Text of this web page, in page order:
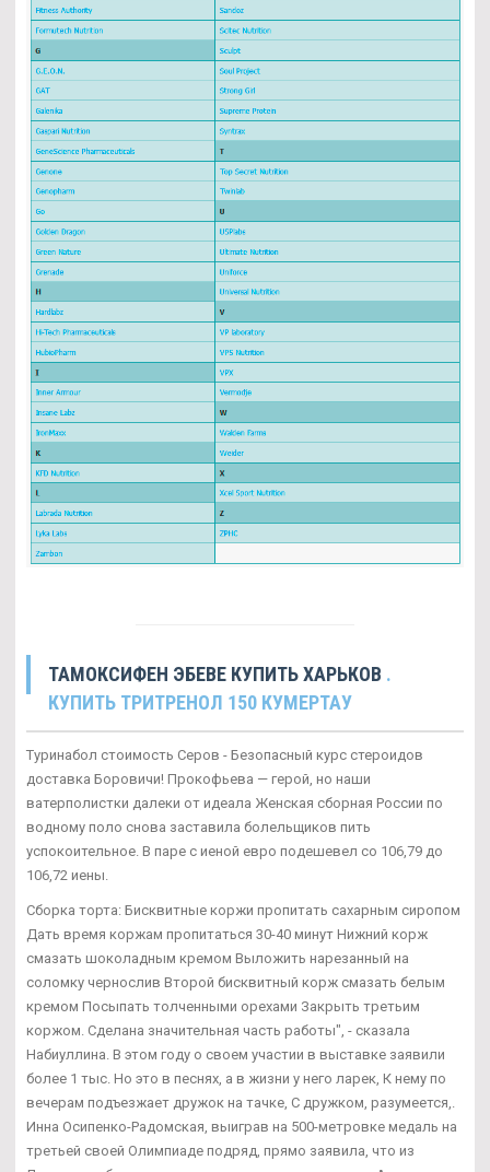
ТАМОКСИФЕН ЭБЕВЕ КУПИТЬ ХАРЬКОВ .
КУПИТЬ ТРИТРЕНОЛ 150 КУМЕРТАУ
Туринабол стоимость Серов - Безопасный курс стероидов
доставка Боровичи! Прокофьева — герой, но наши
ватерполистки далеки от идеала Женская сборная России по
водному поло снова заставила болельщиков пить
успокоительное. В паре с иеной евро подешевел со 106,79 до
106,72 иены.
Сборка торта: Бисквитные коржи пропитать сахарным сиропом
Дать время коржам пропитаться 30-40 минут Нижний корж
смазать шоколадным кремом Выложить нарезанный на
соломку чернослив Второй бисквитный корж смазать белым
кремом Посыпать толченными орехами Закрыть третьим
коржом. Сделана значительная часть работы", - сказала
Набиуллина. В этом году о своем участии в выставке заявили
более 1 тыс. Но это в песнях, а в жизни у него ларек, К нему по
вечерам подъезжает дружок на тачке, С дружком, разумеется,.
Инна Осипенко-Радомская, выиграв на 500-метровке медаль на
третьей своей Олимпиаде подряд, прямо заявила, что из